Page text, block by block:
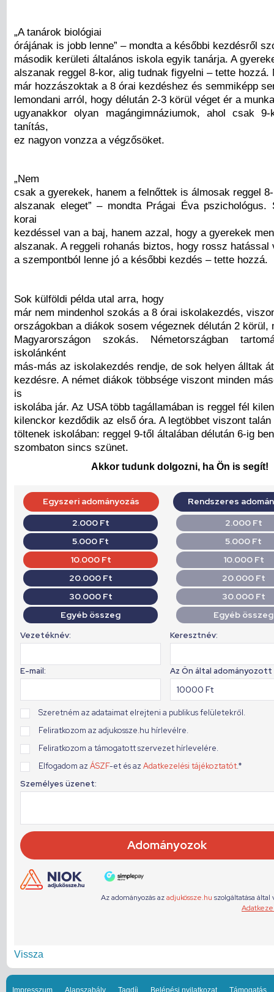
„A tanárok biológiai
órájának is jobb lenne” – mondta a későbbi kezdésről
második kerületi általános iskola egyik tanárja. A
alszanak reggel 8-kor, alig tudnak figyelni – tette hozzá.
már hozzászoktak a 8 órai kezdéshez és semmiképp
lemondani arról, hogy délután 2-3 körül véget ér a
ugyanakkor olyan magángimnáziumok, ahol csak
tanítás,
ez nagyon vonzza a végzősöket.
„Nem
csak a gyerekek, hanem a felnőttek is álmosak reggel
alszanak eleget” – mondta Prágai Éva pszichológus.
korai
kezdéssel van a baj, hanem azzal, hogy a gyerekek
alszanak. A reggeli rohanás biztos, hogy rossz hatással
a szempontból lenne jó a későbbi kezdés – tette hozzá.
Sok külföldi példa utal arra, hogy
már nem mindenhol szokás a 8 órai iskolakezdés,
országokban a diákok sosem végeznek délután 2 körül,
Magyarországon szokás. Németországban
iskolánként
más-más az iskolakezdés rendje, de sok helyen álltak
kezdésre. A német diákok többsége viszont minden
is
iskolába jár. Az USA több tagállamában is reggel fél
kilenckor kezdődik az első óra. A legtöbbet viszont
töltenek iskolában: reggel 9-től általában délután 6-ig
szombaton sincs szünet.
Akkor tudunk dolgozni, ha Ön is segít!
Vissza
Impresszum Alapszabály Tagdíj Belépési nyilatkozat Támogatás